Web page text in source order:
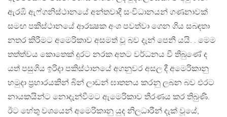
ඇරඹි ඇෆ්ගනිස්ථානයේ අන්තවාදී සංවිධානයන් ගණනාවක්
සමඟ පකිස්ථානයේ ආරක්‍ෂක අංශ පවත්වා ගෙන ගිය සබඳතා
නතර කිරීමට අමෙරිකාව අසමත් වූ බව දැන් පෙනී යයි. . මෙම
තත්ත්වය කොතෙක් දුරට නරක අතට වර්ධනය වී තිබුණේ ද
යත් පසුගිය ඉරිදා පකිස්ථානයේ අගනුවර අසල දී අමෙරිකානු
හමුදා ප්‍රහාරයකින් බින් ලාඩන් ඝාතනය කරනු ලබන බව එරට
නායකයින්ට නොදැන්වීමට ඇමෙරිකාව තීරණය කර තිබුණි.
ඊට හේතු වශයෙන් අමෙරිකානු යුද නිලධාරීන් දැක් වූයේ,